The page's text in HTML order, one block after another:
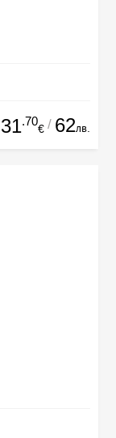
31.70
€ / 62лв.